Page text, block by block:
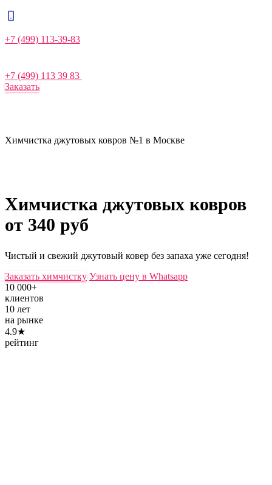
+7 (499) 113-39-83
+7 (499) 113 39 83
Заказать
Химчистка джутовых ковров №1 в Москве
Химчистка джутовых ковров
от 340 руб
Чистый и свежий джутовый ковер без запаха уже сегодня!
Заказать химчистку Узнать цену в Whatsapp
10 000+
клиентов
10 лет
на рынке
4.9★
рейтинг